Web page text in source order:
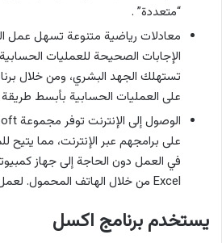
“متعددة” .
معادلات رياضية متنوعة تسهل عمل
الإجابات الصحيحة للعمليات
تستهلك الجهد البشري، ومن خلال
على العمليات الحسابية بأبسط
على برامجهم عبر الإنترنت، مما يتيح
في العمل دون الحاجة إلى جهاز
Excel من خلال الهاتف المحمول. لعمل سهل وفعال.
يستخدم برنامج اكسل